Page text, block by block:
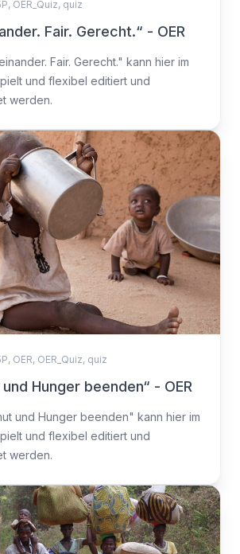
, OER_Quiz, quiz
Fair. Gerecht.“ - OER
Fair. Gerecht." kann hier im
und flexibel editiert und
werden.
, OER, OER_Quiz, quiz
Hunger beenden“ - OER
und Hunger beenden" kann hier im
und flexibel editiert und
werden.